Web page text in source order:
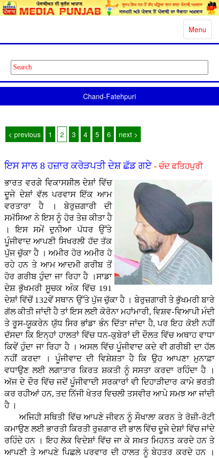
Toggle
Menu
Chand-Fatehpuri
< previous 1 2 3 4 5 6 next >
ਇਸ ਸਾਲ 8 ਹਜ਼ਾਰ ਕਰੋੜਪਤੀ ਦੇਸ਼ ਛੱਡ ਗਏ - ਚੰਦ ਫਤਿਹਪੁਰੀ
ਭਾਰਤ ਵਰਗੇ ਵਿਕਾਸਸ਼ੀਲ ਦੇਸ਼ਾਂ ਵਿੱਚ
ਦੂਜੇ ਦੇਸ਼ਾਂ ਵੱਲ ਪਰਵਾਸ ਇੱਕ ਆਮ
ਵਰਤਾਰਾ ਹੈ । ਬੇਰੁਜ਼ਗਾਰੀ ਦੀ
ਸਮੱਸਿਆ ਨੇ ਇਸ ਨੂੰ ਹੋਰ ਤੇਜ਼ ਕੀਤਾ ਹੈ
। ਇਸ ਸਮੇਂ ਦੁਨੀਆ ਪੱਧਰ ਉੱਤੇ
ਪੂੰਜੀਵਾਦ ਆਪਣੀ ਸਿਖਰਲੀ ਹੱਦ ਤੱਕ
ਪੁੱਜ ਚੁੱਕਾ ਹੈ । ਅਮੀਰ ਹੋਰ ਅਮੀਰ ਹੋ
ਰਹੇ ਹਨ ਤੇ ਆਮ ਆਦਮੀ ਗਰੀਬ ਤੋਂ
ਹੋਰ ਗਰੀਬ ਹੁੰਦਾ ਜਾ ਰਿਹਾ ਹੈ ।ਸਾਡਾ
ਦੇਸ਼ ਭੁੱਖਮਰੀ ਸੂਚਕ ਅੰਕ ਵਿੱਚ 191
ਦੇਸ਼ਾਂ ਵਿੱਚੋਂ 132ਵੇਂ ਸਥਾਨ ਉੱਤੇ ਪੁੱਜ ਚੁੱਕਾ ਹੈ । ਬੇਰੁਜ਼ਗਾਰੀ ਤੇ ਭੁੱਖਮਰੀ ਬਾਰੇ
ਗੱਲ ਕੀਤੀ ਜਾਂਦੀ ਹੈ ਤਾਂ ਇਸ ਲਈ ਕੋਰੋਨਾ ਮਹਾਂਮਾਰੀ, ਵਿਸ਼ਵ-ਵਿਆਪੀ ਮੰਦੀ
ਤੇ ਰੂਸ-ਯੂਕਰੇਨ ਯੁੱਧ ਸਿਰ ਭਾਂਡਾ ਭੰਨ ਦਿੱਤਾ ਜਾਂਦਾ ਹੈ, ਪਰ ਇਹ ਕੋਈ ਨਹੀਂ
ਦੱਸਦਾ ਕਿ ਇਨ੍ਹਾਂ ਹਾਲਤਾਂ ਵਿੱਚ ਧਨ-ਕੁਬੇਰਾਂ ਦੀ ਦੌਲਤ ਵਿੱਚ ਅਥਾਹ ਵਾਧਾ
ਕਿਵੇਂ ਹੁੰਦਾ ਜਾ ਰਿਹਾ ਹੈ । ਅਸਲ ਵਿੱਚ ਪੂੰਜੀਵਾਦ ਕਦੇ ਵੀ ਗਰੀਬੀ ਦਾ ਹੱਲ
ਨਹੀਂ ਕਰਦਾ । ਪੂੰਜੀਵਾਦ ਦੀ ਵਿਸ਼ੇਸ਼ਤਾ ਹੈ ਕਿ ਉਹ ਆਪਣਾ ਮੁਨਾਫ਼ਾ
ਵਧਾਉਣ ਲਈ ਲਗਾਤਾਰ ਕਿਰਤ ਸ਼ਕਤੀ ਨੂੰ ਸਸਤਾ ਕਰਦਾ ਰਹਿੰਦਾ ਹੈ ।
ਅੱਜ ਦੇ ਦੌਰ ਵਿੱਚ ਜਦੋਂ ਪੂੰਜੀਵਾਦੀ ਸਰਕਾਰਾਂ ਵੀ ਦਿਹਾੜੀਦਾਰ ਕਾਮੇ ਭਰਤੀ
ਕਰ ਰਹੀਆਂ ਹਨ, ਤਦ ਨਿੱਜੀ ਖੇਤਰ ਵਿਚਲੀ ਤਸਵੀਰ ਆਪੇ ਸਮਝ ਆ ਜਾਂਦੀ
ਹੈ ।
ਅਜਿਹੀ ਸਥਿਤੀ ਵਿੱਚ ਆਪਣੇ ਜੀਵਨ ਨੂੰ ਸੌਖਾਲਾ ਕਰਨ ਤੇ ਰੋਜ਼ੀ-ਰੋਟੀ
ਕਮਾਉਣ ਲਈ ਭਾਰਤੀ ਕਿਰਤੀ ਰੁਜ਼ਗਾਰ ਦੀ ਭਾਲ ਵਿੱਚ ਦੂਜੇ ਦੇਸ਼ਾਂ ਵਿੱਚ ਜਾਂਦੇ
ਰਹਿੰਦੇ ਹਨ । ਇਹ ਲੋਕ ਵਿਦੇਸ਼ਾਂ ਵਿੱਚ ਜਾ ਕੇ ਸਖ਼ਤ ਮਿਹਨਤ ਕਰਦੇ ਹਨ ਤੇ
ਆਪਣੀ ਤੇ ਆਪਣੇ ਪਿਛਲੇ ਪਰਵਾਰ ਦੀ ਹਾਲਤ ਨੂੰ ਬੇਹਤਰ ਕਰਦੇ ਹਨ ।